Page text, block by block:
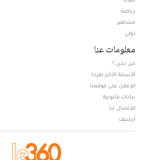
رياضة
مشاهير
دولي
معلومات عنا
من نحن ؟
الأسئلة الأكثر طرحا
للإعلان على موقعنا
بيانات قانونية
للإتصال بنا
أرشيف